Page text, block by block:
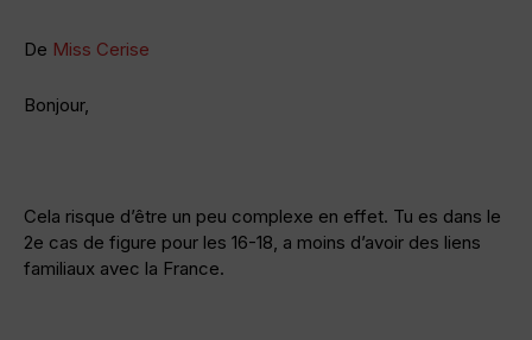
De Miss Cerise
Bonjour,
Cela risque d’être un peu complexe en effet. Tu es dans le
2e cas de figure pour les 16-18, a moins d’avoir des liens
familiaux avec la France.